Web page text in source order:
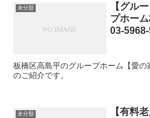
未分類
【グル
プホー
03-
板橋区高島平のグループホーム【愛の
のご紹介です。
未分類
【有料